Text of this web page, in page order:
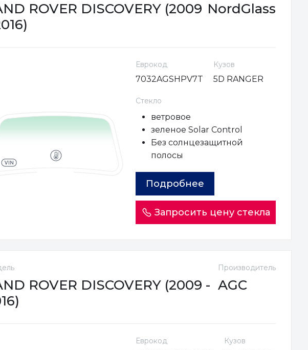
ROVER DISCOVERY (2009 NordGlass
Еврокод
7032AGSHPV7T
Кузов
5D RANGER
Стекло
ветровое
зеленое Solar Control
Без солнцезащитной
полосы
Подробнее
Запросить цену стекла
ROVER DISCOVERY (2009 -
Производитель
AGC
Еврокод Кузов